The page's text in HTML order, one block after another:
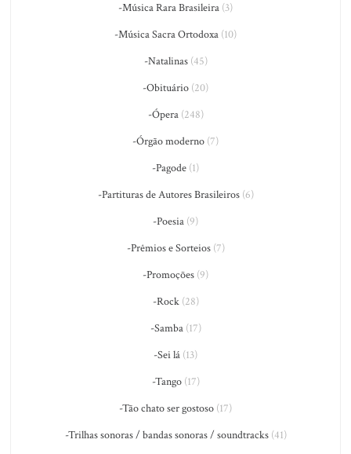
-Música Rara Brasileira (3)
-Música Sacra Ortodoxa (10)
-Natalinas(45)
-Obituário (20)
-Ópera(248)
-Órgão moderno (7)
-Pagode (1)
-Partituras de Autores Brasileiros(6)
-Poesia (9)
-Prêmios e Sorteios(7)
-Promoções (9)
-Rock(28)
-Samba(17)
-Sei lá (13)
-Tango(17)
-Tão chato ser gostoso (17)
-Trilhas sonoras / bandas sonoras / soundtracks(41)